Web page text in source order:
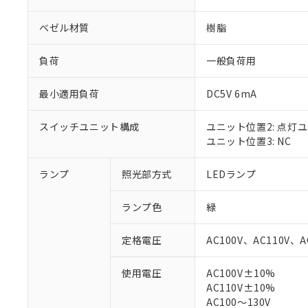
ベゼル材質 樹脂
負荷 一般負荷用
最小適用負荷 DC5V 6mA
スイッチユニット構成
ユニット位置2: 点灯
ユニット位置3: NC
ランプ 照光部方式 LEDランプ
ランプ色 緑
定格電圧 AC100V、AC110V、
使用電圧
AC100V±10%
AC110V±10%
AC100～130V
ご利用条件
※1 対応状況
対応済み：EU
対応予定：EU
対応予定なし：
調査・確認中：
非該当品：ライセ
仕入先様の事情に
※1 中国